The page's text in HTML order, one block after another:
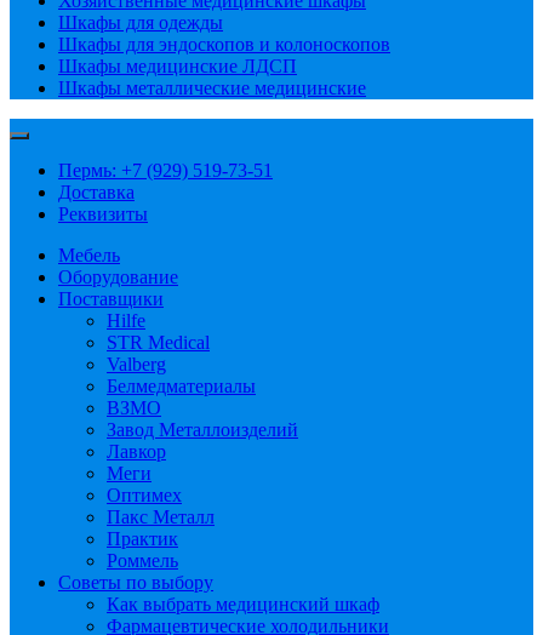
Шкафы для одежды
Шкафы для эндоскопов и колоноскопов
Шкафы медицинские ЛДСП
Шкафы металлические медицинские
Пермь: +7 (929) 519-73-51
Доставка
Реквизиты
Мебель
Оборудование
Поставщики
Hilfe
STR Medical
Valberg
Белмедматериалы
ВЗМО
Завод Металлоизделий
Лавкор
Меги
Оптимех
Пакс Металл
Практик
Роммель
Советы по выбору
Как выбрать медицинский шкаф
Фармацевтические холодильники